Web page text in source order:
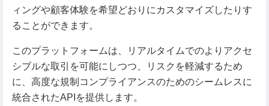
ィングや顧客体験を希望どおりにカスタマイズしたりす
ることができます。
このプラットフォームは、リアルタイムでのよりアクセ
シブルな取引を可能にしつつ、リスクを軽減するため
に、高度な規制コンプライアンスのためのシームレスに
統合されたAPIを提供します。